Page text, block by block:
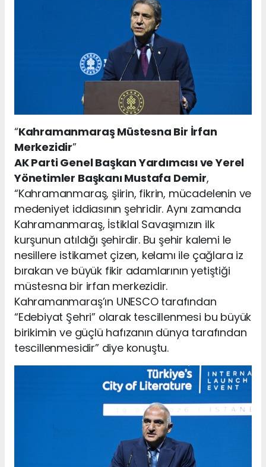
“Kahramanmaraş Müstesna Bir İrfan
Merkezidir”
AK Parti Genel Başkan Yardımcısı ve Yerel
Yönetimler Başkanı Mustafa Demir,
“Kahramanmaraş, şiirin, fikrin, mücadelenin ve
medeniyet iddiasının şehridir. Aynı zamanda
Kahramanmaraş, İstiklal Savaşımızın ilk
kurşunun atıldığı şehirdir. Bu şehir kalemi le
nesillere istikamet çizen, kelamı ile çağlara iz
bırakan ve büyük fikir adamlarının yetiştiği
müstesna bir irfan merkezidir.
Kahramanmaraş’ın UNESCO tarafından
“Edebiyat Şehri” olarak tescillenmesi bu büyük
birikimin ve güçlü hafızanın dünya tarafından
tescillenmesidir” diye konuştu.